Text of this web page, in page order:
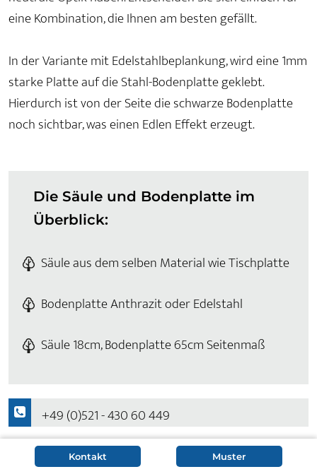
eine Kombination, die Ihnen am besten gefällt.
In der Variante mit Edelstahlbeplankung, wird eine 1mm
starke Platte auf die Stahl-Bodenplatte geklebt.
Hierdurch ist von der Seite die schwarze Bodenplatte
noch sichtbar, was einen Edlen Effekt erzeugt.
Die Säule und Bodenplatte im
Überblick:
Säule aus dem selben Material wie Tischplatte
Bodenplatte Anthrazit oder Edelstahl
Säule 18cm, Bodenplatte 65cm Seitenmaß
+49 (0)521 - 430 60 449
Frage zum Produkt?
Kontakt Muster